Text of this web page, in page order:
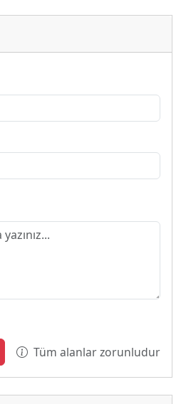
Tüm alanlar zorunludur